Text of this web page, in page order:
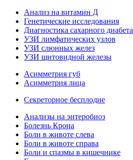
Анализ на витамин Д
Генетические исследования
Диагностика сахарного диабета
УЗИ лимфатических узлов
УЗИ слюнных желез
УЗИ щитовидной железы
Асимметрия губ
Асимметрия лица
Секреторное бесплодие
Анализы на энтеробиоз
Болезнь Крона
Боли в животе слева
Боли в животе справа
Боли и спазмы в кишечнике